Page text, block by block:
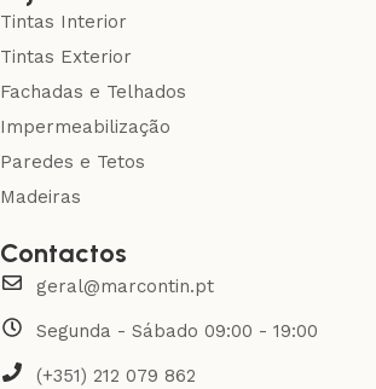
Tintas Interior
Tintas Exterior
Fachadas e Telhados
Impermeabilização
Paredes e Tetos
Madeiras
Contactos
geral@marcontin.pt
Segunda - Sábado 09:00 - 19:00
(+351) 212 079 862